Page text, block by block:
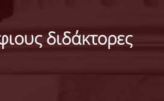
διδάκτορες